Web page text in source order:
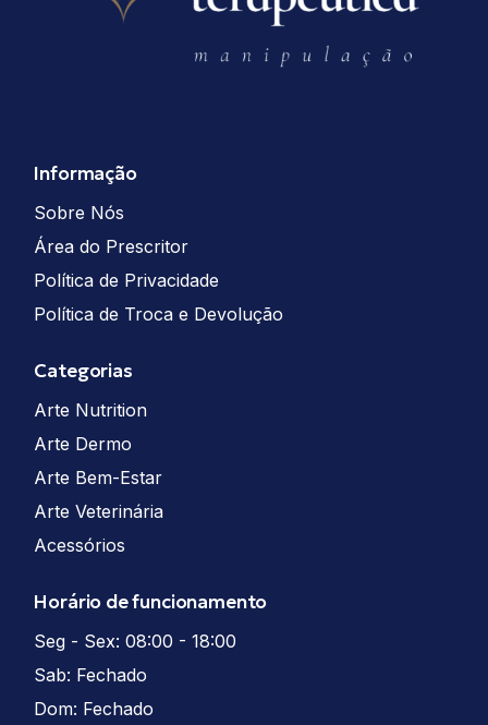
Informação
Sobre Nós
Área do Prescritor
Política de Privacidade
Política de Troca e Devolução
Categorias
Arte Nutrition
Arte Dermo
Arte Bem-Estar
Arte Veterinária
Acessórios
Horário de funcionamento
Seg - Sex: 08:00 - 18:00
Sab: Fechado
Dom: Fechado